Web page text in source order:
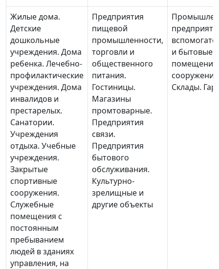
Жилые дома.
Детские
дошкольные
учреждения. Дома
ребенка. Лечебно-
профилактические
учреждения. Дома
инвалидов и
престарелых.
Санатории.
Учреждения
отдыха. Учебные
учреждения.
Закрытые
спортивные
сооружения.
Служебные
помещения с
постоянным
пребыванием
людей в зданиях
управления, на
Предприятия
пищевой
промышленности,
торговли и
общественного
питания.
Гостиницы.
Магазины
промтоварные.
Предприятия
связи.
Предприятия
бытового
обслуживания.
Культурно-
зрелищные и
другие объекты
и бытовые
помещения
Склады.